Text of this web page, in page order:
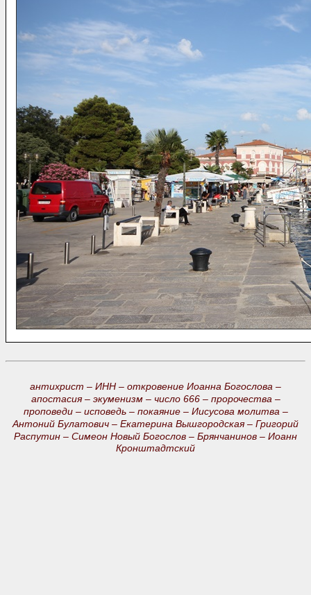
антихрист – ИНН – откровение Иоанна Богослова –
апостасия – экуменизм – число 666 – пророчества –
проповеди – исповедь – покаяние – Иисусова молитва –
Антоний Булатович – Екатерина Вышгородская – Григорий
Распутин – Симеон Новый Богослов – Брянчанинов – Иоанн
Кронштадтский